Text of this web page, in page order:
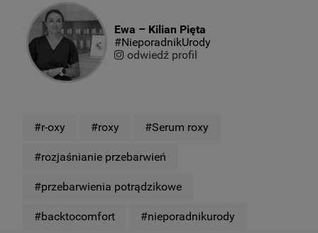
Ewa – Kilian Pięta
#NieporadnikUrody
odwiedź profil
#r-oxy #roxy #Serum roxy
#rozjaśnianie przebarwień
#przebarwienia potrądzikowe
#backtocomfort #nieporadnikurody